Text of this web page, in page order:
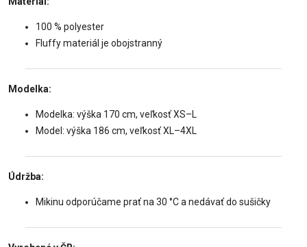
100 % polyester
Fluffy materiál je obojstranný
Modelka:
Modelka: výška 170 cm, veľkosť XS–L
Model: výška 186 cm, veľkosť XL–4XL
Údržba:
Mikinu odporúčame prať na 30 °C a nedávať do sušičky